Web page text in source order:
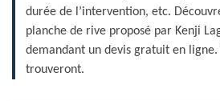
durée de l’intervention, etc.
planche de rive proposé par Kenji
demandant un devis gratuit en ligne.
trouveront.